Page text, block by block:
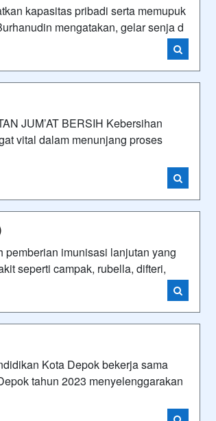
kapasitas pribadi serta memupuk
mengatakan, gelar senja d
JUM’AT BERSIH Kebersihan
vital dalam menunjang proses
imunisasi lanjutan yang
seperti campak, rubella, difteri,
Kota Depok bekerja sama
tahun 2023 menyelenggarakan